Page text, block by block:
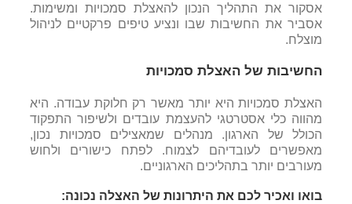
אסקור את התהליך הנכון להאצלת סמכויות ומשימות.
אסביר את החשיבות שבו ונציע טיפים פרקטיים לניהול
מוצלח.
החשיבות של האצלת סמכויות
האצלת סמכויות היא יותר מאשר רק חלוקת עבודה. היא
מהווה כלי אסטרטגי להעצמת עובדים ולשיפור התפקוד
הכולל של הארגון. מנהלים שמאצילים סמכויות נכון,
מאפשרים לעובדיהם לצמוח. לפתח כישורים ולחוש
מעורבים יותר בתהליכים הארגוניים.
בואו ואכיר לכם את היתרונות של האצלה נכונה: